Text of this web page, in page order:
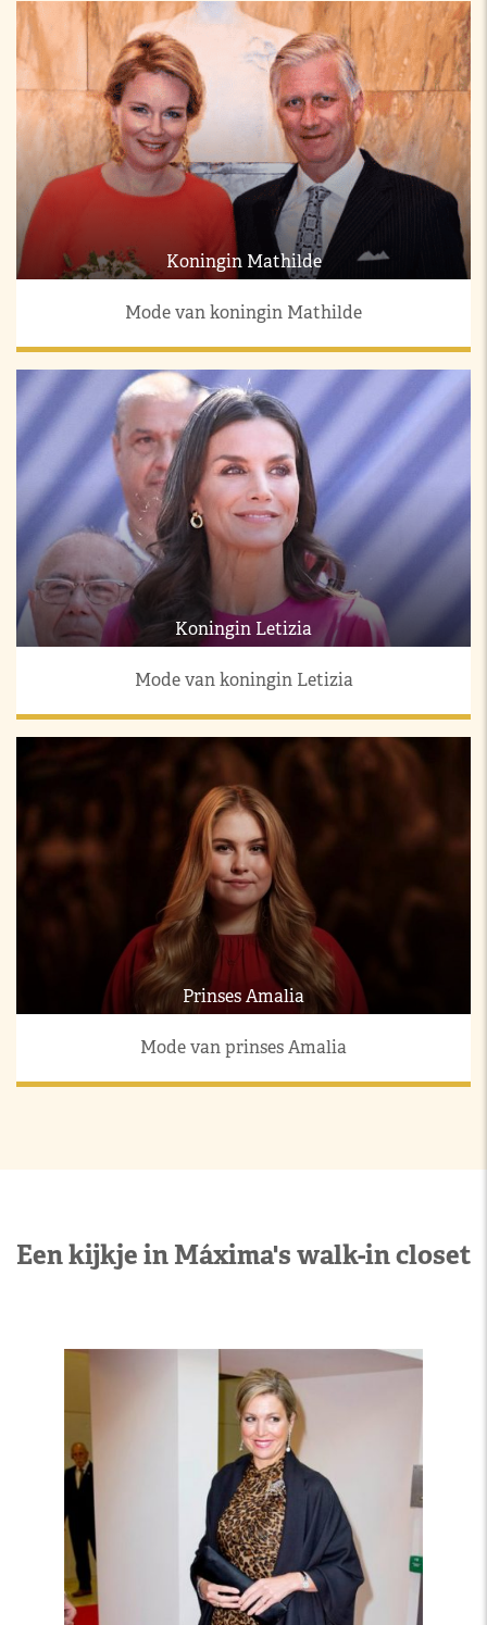
Koningin Mathilde
Mode van koningin Mathilde
Koningin Letizia
Mode van koningin Letizia
Prinses Amalia
Mode van prinses Amalia
Een kijkje in Máxima's walk-in closet